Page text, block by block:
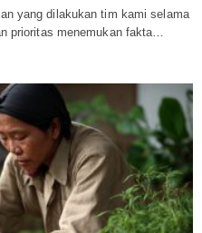
yang dilakukan tim kami selama
prioritas menemukan fakta…